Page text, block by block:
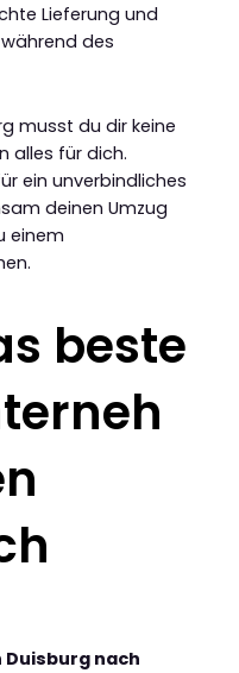
Lieferung und
des
musst du dir keine
alles für dich.
ein unverbindliches
deinen Umzug
einem
beste
Duisburg nach